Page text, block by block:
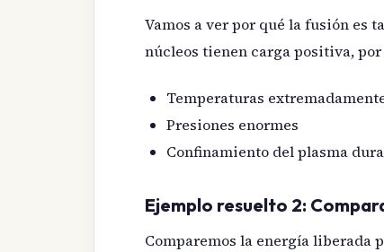
Vamos a ver por qué la fusión es
núcleos tienen carga positiva,
Temperaturas
Presiones enormes
Confinamiento del plasma
Ejemplo resuelto 2:
Comparemos la energía liberada